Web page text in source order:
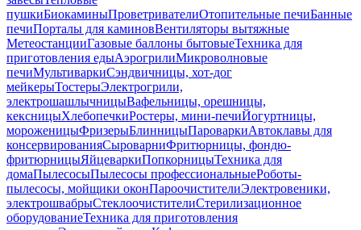
пушкиБиокаминыПроветривателиОтопительные печиБанные
печиПорталы для каминовВентиляторы вытяжные
МетеостанцииГазовые баллоны бытовыеТехника для
приготовления едыАэрогрилиМикроволновые
печиМультиваркиСэндвичницы, хот-дог
мейкерыТостерыЭлектрогрили,
электрошашлычницыВафельницы, орешницы,
кексницыХлебопечкиРостеры, мини-печиЙогуртницы,
мороженицыФризерыБлинницыПароваркиАвтоклавы для
консервированияСыроварниФритюрницы, фондю-
фритюрницыЯйцеваркиПопкорницыТехника для
домаПылесосыПылесосы профессиональныеРоботы-
пылесосы, мойщики оконПароочистителиЭлектровеники,
электрошвабрыСтеклоочистителиСтерилизационное
оборудованиеТехника для приготовления